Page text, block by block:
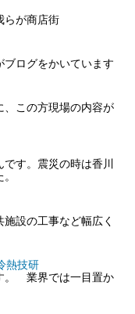
らが商店街
ログをかいています
、この方現場の内容が
す。震災の時は香川
設の工事など幅広く
熱技研
。 業界では一目置か